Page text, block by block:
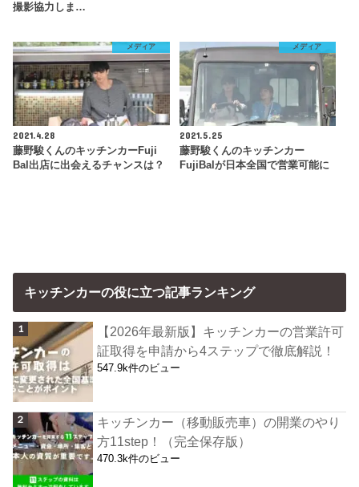
撮影協力しま…
メディア
2021.4.28
藤野駿くんのキッチンカーFuji
Bal出店に出会えるチャンスは？
メディア
2021.5.25
藤野駿くんのキッチンカー
FujiBalが日本全国で営業可能に
キッチンカーの役に立つ記事ランキング
【2026年最新版】キッチンカーの営業許可
証取得を申請から4ステップで徹底解説！
547.9k件のビュー
キッチンカー（移動販売車）の開業のやり
方11step！（完全保存版）
470.3k件のビュー